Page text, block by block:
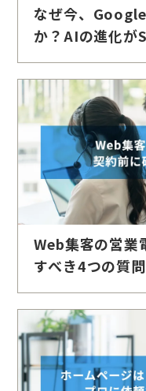
なぜ今、
か？AIの進化が
Web集客の営業
すべき4つの質問